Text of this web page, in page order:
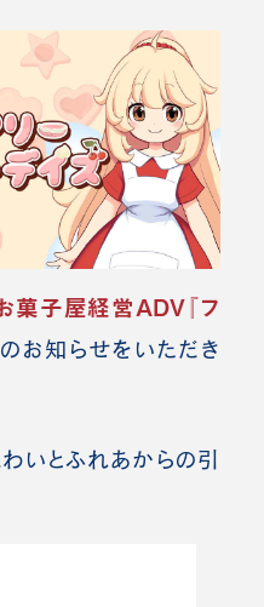
菓子屋経営ADV『フ
のお知らせをいただき
わいとふれあからの引